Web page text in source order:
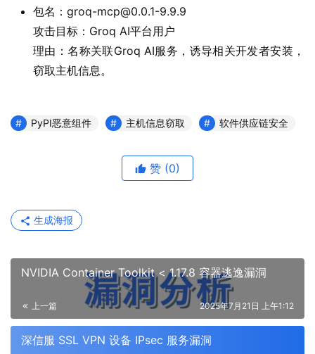
包名：groq-mcp@0.0.1-9.9.9
攻击目标：Groq AI平台用户
理由：名称关联Groq AI服务，诱导相关开发者安装，
窃取主机信息。
PyPI恶意组件 主机信息窃取 软件供应链安全
赞 (0)
生成海报
NVIDIA Container Toolkit < 1.17.8 容器逃逸漏洞
上一篇 2025年7月21日 上午1:12
深信服 SSL VPN 设备 IPsec 服务漏洞